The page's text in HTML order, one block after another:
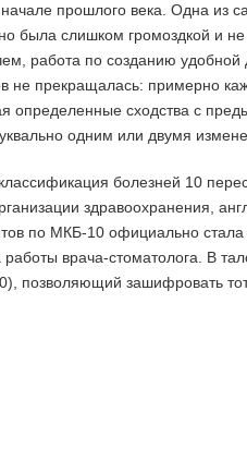
прошлого века. Одна из
была слишком громоздкой и не
работа по созданию
не прекращалась: примерно
определенные сходства с
одним или двумя
болезней 10
здравоохранения,
по МКБ-10 официально стала
работы врача-стоматолога. В
позволяющий зашифровать